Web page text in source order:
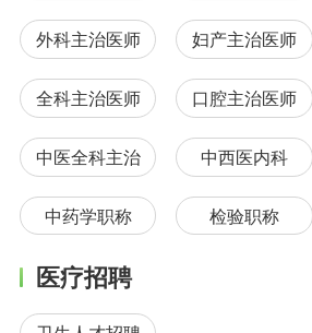
外科主治医师 妇产主治医师
全科主治医师 口腔主治医师
中医全科主治 中西医内科
中药学职称 检验职称
医疗招聘